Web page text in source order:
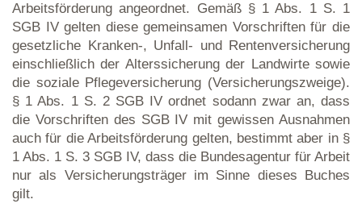
Arbeitsförderung angeordnet. Gemäß § 1 Abs. 1 S. 1
SGB IV gelten diese gemeinsamen Vorschriften für die
gesetzliche Kranken-, Unfall- und Rentenversicherung
einschließlich der Alterssicherung der Landwirte sowie
die soziale Pflegeversicherung (Versicherungszweige).
§ 1 Abs. 1 S. 2 SGB IV ordnet sodann zwar an, dass
die Vorschriften des SGB IV mit gewissen Ausnahmen
auch für die Arbeitsförderung gelten, bestimmt aber in §
1 Abs. 1 S. 3 SGB IV, dass die Bundesagentur für Arbeit
nur als Versicherungsträger im Sinne dieses Buches
gilt.